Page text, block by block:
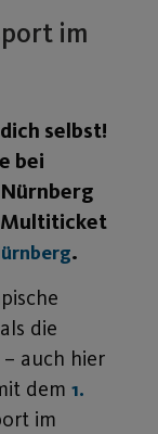
im
selbst!
bei
Multiticket
.
die
auch hier
dem 1.
im